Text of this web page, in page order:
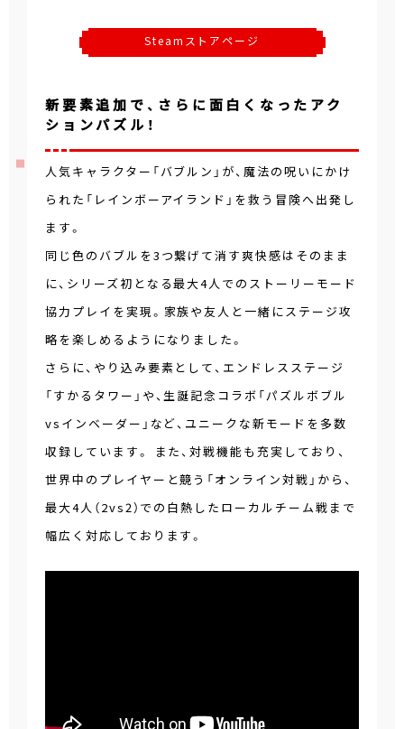
Steamストアページ
新要素追加で、さらに面白くなったアク
ションパズル！
人気キャラクター「バブルン」が、魔法の呪いにかけ
られた「レインボーアイランド」を救う冒険へ出発し
ます。
同じ色のバブルを3つ繋げて消す爽快感はそのまま
に、シリーズ初となる最大4人でのストーリーモード
協力プレイを実現。家族や友人と一緒にステージ攻
略を楽しめるようになりました。
さらに、やり込み要素として、エンドレスステージ
「すかるタワー」や、生誕記念コラボ「パズルボブル
vsインベーダー」など、ユニークな新モードを多数
収録しています。 また、対戦機能も充実しており、
世界中のプレイヤーと競う「オンライン対戦」から、
最大4人（2vs2）での白熱したローカルチーム戦まで
幅広く対応しております。